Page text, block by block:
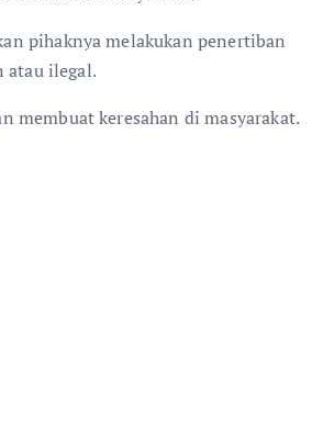
pihaknya melakukan penertiban
atau ilegal.
membuat keresahan di masyarakat.